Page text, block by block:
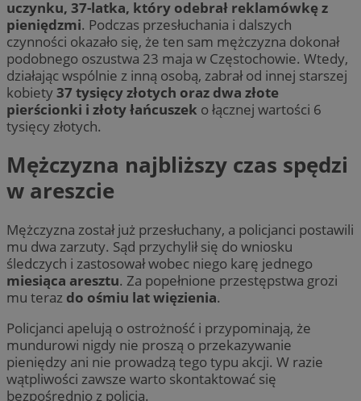
uczynku, 37-latka, który odebrał reklamówkę z
pieniędzmi. Podczas przesłuchania i dalszych
czynności okazało się, że ten sam mężczyzna dokonał
podobnego oszustwa 23 maja w Częstochowie. Wtedy,
działając wspólnie z inną osobą, zabrał od innej starszej
kobiety37 tysięcy złotych oraz dwa złote
pierścionki i złoty łańcuszek o łącznej wartości 6
tysięcy złotych.
Mężczyzna najbliższy czas spędzi
w areszcie
Mężczyzna został już przesłuchany, a policjanci postawili
mu dwa zarzuty. Sąd przychylił się do wniosku
śledczych i zastosował wobec niego karę jednego
miesiąca aresztu. Za popełnione przestępstwa grozi
mu teraz do ośmiu lat więzienia.
Policjanci apelują o ostrożność i przypominają, że
mundurowi nigdy nie proszą o przekazywanie
pieniędzy ani nie prowadzą tego typu akcji. W razie
wątpliwości zawsze warto skontaktować się
bezpośrednio z policją.